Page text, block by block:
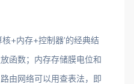
+内存+控制器’的经典结
函数；内存存储膜电位和
由网络可以用查表法，即